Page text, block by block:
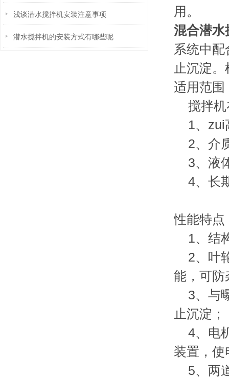
浅谈潜水搅拌机安装注意事项
潜水搅拌机的安装方式有哪些呢
用。
混合潜水
系统中
止沉淀
适用范
搅拌机
1、zui
2、介
3、液
4、长
性能特
1、结
2、叶
能，可
3、与
止沉淀；
4、电
装置，
5、两